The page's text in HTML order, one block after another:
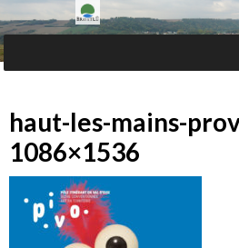
haut-les-mains-
1086×1536